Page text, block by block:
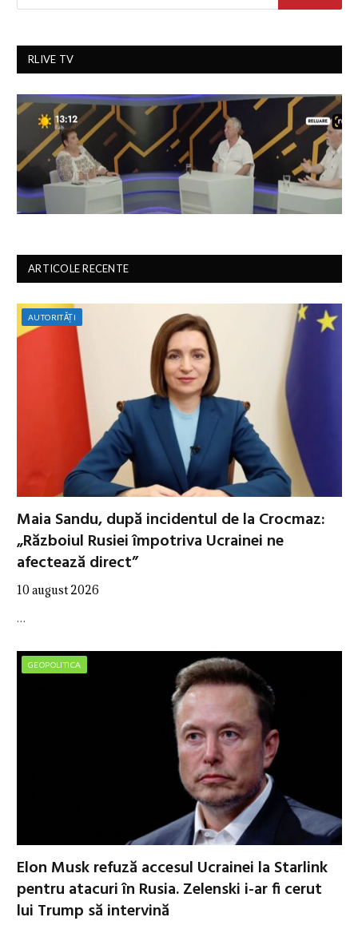
RLIVE TV
ARTICOLE RECENTE
AUTORITĂȚI
Maia Sandu, după incidentul de la Crocmaz:
„Războiul Rusiei împotriva Ucrainei ne
afectează direct”
10 august 2026
…
GEOPOLITICA
Elon Musk refuză accesul Ucrainei la Starlink
pentru atacuri în Rusia. Zelenski i-ar fi cerut
lui Trump să intervină